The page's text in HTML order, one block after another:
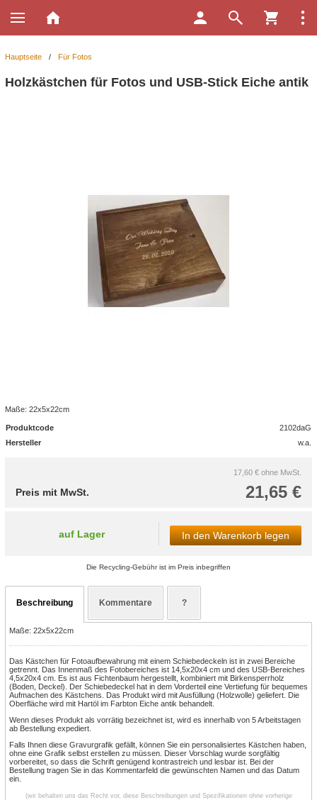
Hauptseite / Für Fotos
Holzkästchen für Fotos und USB-Stick Eiche antik
Maße: 22x5x22cm
Produktcode
2102daG
Hersteller
w.a.
17,60 € ohne MwSt.
21,65 €
Preis mit MwSt.
auf Lager In den Warenkorb legen
Die Recycling-Gebühr ist im Preis inbegriffen
Beschreibung Kommentare ?
Maße: 22x5x22cm
Das Kästchen für Fotoaufbewahrung mit einem Schiebedeckeln ist in zwei Bereiche
getrennt. Das Innenmaß des Fotobereiches ist 14,5x20x4 cm und des USB-Bereiches
4,5x20x4 cm. Es ist aus Fichtenbaum hergestellt, kombiniert mit Birkensperrholz
(Boden, Deckel). Der Schiebedeckel hat in dem Vorderteil eine Vertiefung für bequemes
Aufmachen des Kästchens. Das Produkt wird mit Ausfüllung (Holzwolle) geliefert. Die
Oberfläche wird mit Hartöl im Farbton Eiche antik behandelt.
Wenn dieses Produkt als vorrätig bezeichnet ist, wird es innerhalb von 5 Arbeitstagen
ab Bestellung expediert.
Falls Ihnen diese Gravurgrafik gefällt, können Sie ein personalisiertes Kästchen haben,
ohne eine Grafik selbst erstellen zu müssen. Dieser Vorschlag wurde sorgfältig
vorbereitet, so dass die Schrift genügend kontrastreich und lesbar ist. Bei der
Bestellung tragen Sie in das Kommentarfeld die gewünschten Namen und das Datum
ein.
(wir behalten uns das Recht vor, diese Beschreibungen und Spezifikationen ohne vorherige